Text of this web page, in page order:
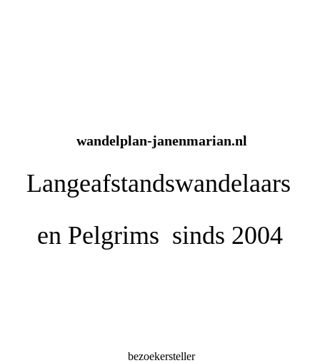
wandelplan-janenmarian.nl
Langeafstandswandelaars
en Pelgrims sinds 2004
bezoekersteller